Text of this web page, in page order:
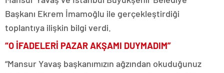
Başkanı Ekrem İmamoğlu ile gerçekleştirdiği
toplantıya ilişkin bilgi verdi.
“O İFADELERİ PAZAR AKŞAMI DUYMADIM”
“Mansur Yavaş başkanımızın ağzından okuduğunuz